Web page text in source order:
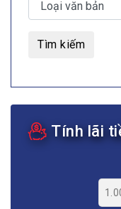
Tìm kiếm
Tính lãi